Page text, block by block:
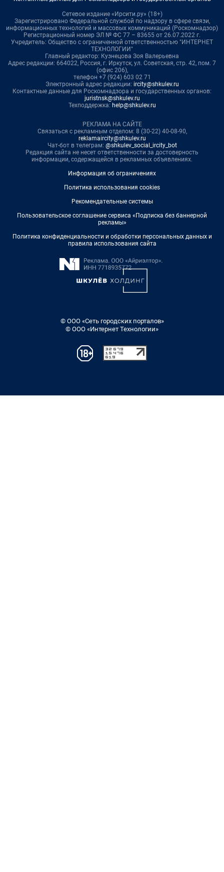
Сетевое издание «Ирсити.ру» (18+)
Зарегистрировано Федеральной службой по надзору в сфере связи,
информационных технологий и массовых коммуникаций (Роскомнадзор)
Регистрационный номер ЭЛ № ФС 77 – 83655 от 26.07.2022 г.
Учредитель: Общество с ограниченной ответственностью "ИНТЕРНЕТ
ТЕХНОЛОГИИ"
Главный редактор: Кузнецова Зоя Валерьевна
Адрес редакции: 664022, Россия, г. Иркутск, ул. Советская, стр. 42, пом. 7
(офис 206),
телефон +7 (924) 603 02 71
Электронный адрес редакции: ircity@shkulev.ru
Контактные данные для Роскомнадзора и государственных органов:
juristnsk@shkulev.ru
Техподдержка: help@shkulev.ru
РЕКЛАМА НА САЙТЕ
Связаться с рекламным отделом: 8 (30-22) 40-08-90,
reklamaircity@shkulev.ru
Чат-бот в телеграм: @shkulev_social_ircity_bot
Редакция сайта не несет ответственности за достоверность
информации, содержащейся в рекламных объявлениях.
Информация об ограничениях
Политика использования cookies
Рекомендательные системы
Пользовательское соглашение сервиса «Подписка без баннерной
рекламы»
Политика конфиденциальности и обработки персональных данных и
правила использования сайта
© ООО «Сеть городских порталов»
© ООО «Интернет Технологии»